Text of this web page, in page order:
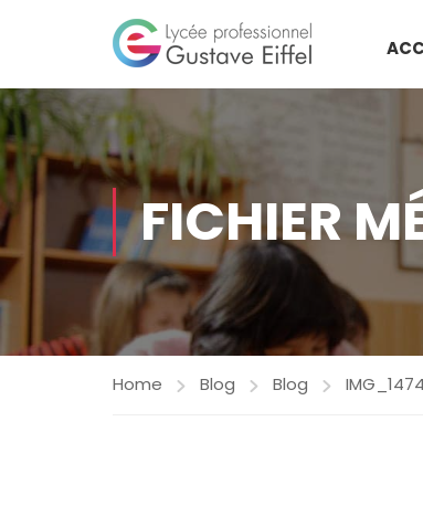
FICHIER
Home Blog Blog IMG_1474